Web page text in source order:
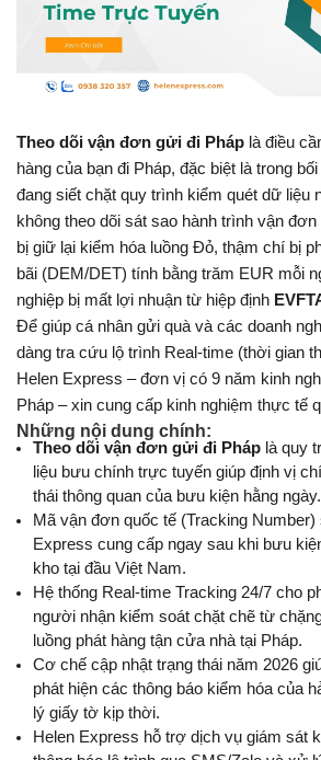
Theo dõi vận đơn gửi đi Pháp là điều
hàng của bạn đi Pháp, đặc biệt là trong
đang siết chặt quy trình kiểm quét dữ liệu
không theo dõi sát sao hành trình vận
bị giữ lại kiểm hóa luồng Đỏ, thậm chí bị
bãi (DEM/DET) tính bằng trăm EUR mỗi
nghiệp bị mất lợi nhuận từ hiệp định
Để giúp cá nhân gửi quà và các doanh
dàng tra cứu lộ trình Real-time (thời gian
Helen Express – đơn vị có 9 năm kinh
Pháp – xin cung cấp kinh nghiệm thực tế
Những nội dung chính:
Theo dõi vận đơn gửi đi Pháp là quy
liệu bưu chính trực tuyến giúp định vị
thái thông quan của bưu kiện hằng ngày.
Mã vận đơn quốc tế (Tracking
Express cung cấp ngay sau khi bưu
kho tại đầu Việt Nam.
Hệ thống Real-time Tracking 24/7 cho
người nhận kiểm soát chặt chẽ từ
luồng phát hàng tận cửa nhà tại Pháp.
Cơ chế cập nhật trạng thái năm 2026
phát hiện các thông báo kiểm hóa của
lý giấy tờ kịp thời.
Helen Express hỗ trợ dịch vụ giám sát